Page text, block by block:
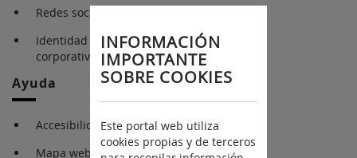
Redes sociales
Identidad gráfica
corporativa
Ayuda
Accesibilidad
Mapa web
INFORMACIÓN
IMPORTANTE
SOBRE COOKIES
Este portal web utiliza
cookies propias y de terceros